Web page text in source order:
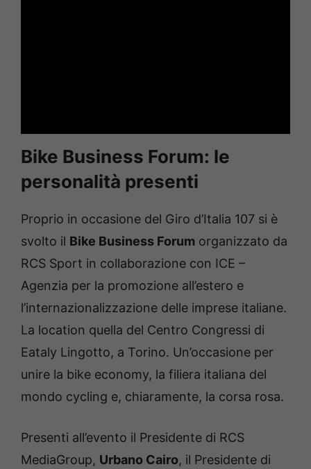
Bike Business Forum: le
personalità presenti
Proprio in occasione del Giro d’Italia 107 si è
svolto il Bike Business Forum organizzato da
RCS Sport in collaborazione con ICE –
Agenzia per la promozione all’estero e
l’internazionalizzazione delle imprese italiane.
La location quella del Centro Congressi di
Eataly Lingotto, a Torino. Un’occasione per
unire la bike economy, la filiera italiana del
mondo cycling e, chiaramente, la corsa rosa.
Presenti all’evento il Presidente di RCS
MediaGroup, Urbano Cairo, il Presidente di